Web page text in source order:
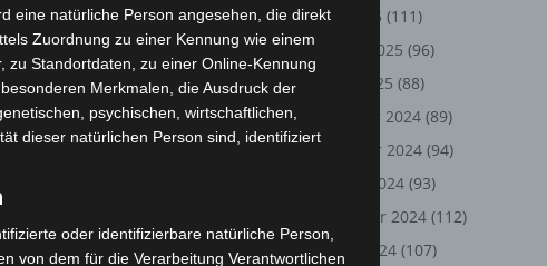
werden. Für 2026 sind
geplant. Gefördert wird
leben!“ des
des Deutschen
Kinder und Jugendliche.
März 2025 (111)
Februar 2025 (96)
Januar 2025 (88)
Dezember 2024 (89)
November 2024 (94)
Oktober 2024 (93)
September 2024 (112)
August 2024 (107)
eine natürliche Person angesehen, die direkt
Zuordnung zu einer Kennung wie einem
zu Standortdaten, zu einer Online-Kennung
Merkmalen, die Ausdruck der
psychischen, wirtschaftlichen,
dieser natürlichen Person sind, identifiziert
oder identifizierbare natürliche Person,
von dem für die Verarbeitung Verantwortlichen